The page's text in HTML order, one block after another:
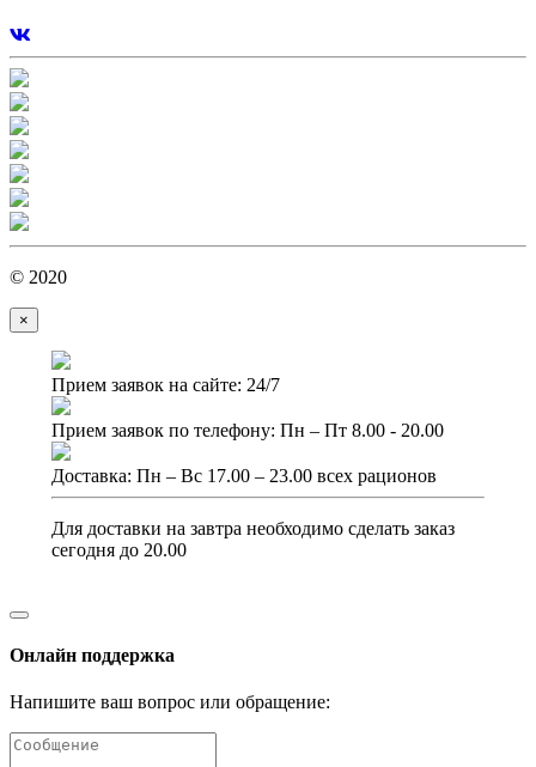
© 2020
×
Прием заявок на сайте: 24/7
Прием заявок по телефону: Пн – Пт 8.00 - 20.00
Доставка: Пн – Вс 17.00 – 23.00 всех рационов
Для доставки на завтра необходимо сделать заказ
сегодня до 20.00
Онлайн поддержка
Напишите ваш вопрос или обращение: